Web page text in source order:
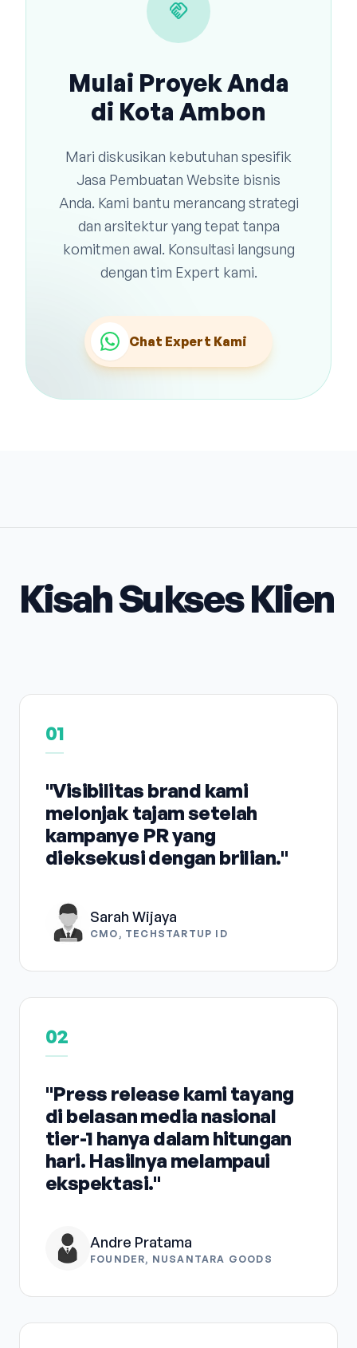
handshake
Mulai Proyek Anda
di Kota Ambon
Mari diskusikan kebutuhan spesifik
Jasa Pembuatan Website bisnis
Anda. Kami bantu merancang strategi
dan arsitektur yang tepat tanpa
komitmen awal. Konsultasi langsung
dengan tim Expert kami.
Chat Expert Kami
Kisah Sukses Klien
01
"Visibilitas brand kami
melonjak tajam setelah
kampanye PR yang
dieksekusi dengan brilian."
Sarah Wijaya
CMO, TECHSTARTUP ID
02
"Press release kami tayang
di belasan media nasional
tier-1 hanya dalam hitungan
hari. Hasilnya melampaui
ekspektasi."
Andre Pratama
FOUNDER, NUSANTARA GOODS